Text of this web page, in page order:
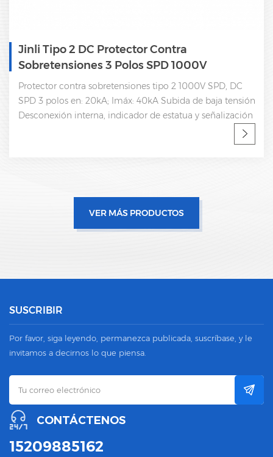
Jinli Tipo 2 DC Protector Contra
Sobretensiones 3 Polos SPD 1000V
Protector contra sobretensiones tipo 2 1000V SPD, DC
SPD 3 polos en: 20kA; Imáx: 40kA Subida de baja tensión
Desconexión interna, indicador de estatua y señalización
VER MÁS PRODUCTOS
SUSCRIBIR
Por favor, siga leyendo, permanezca publicada, suscríbase, y le
invitamos a decirnos lo que piensa.
CONTÁCTENOS
15209885162